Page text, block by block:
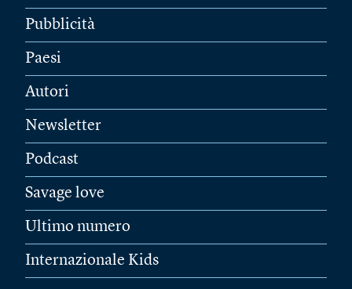
Pubblicità
Paesi
Autori
Newsletter
Podcast
Savage love
Ultimo numero
Internazionale Kids